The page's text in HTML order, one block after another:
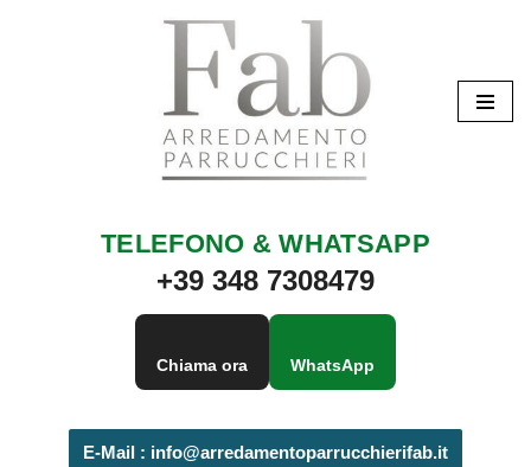
TELEFONO & WHATSAPP
+39 348 7308479
Chiama ora WhatsApp
E-Mail : info@arredamentoparrucchierifab.it